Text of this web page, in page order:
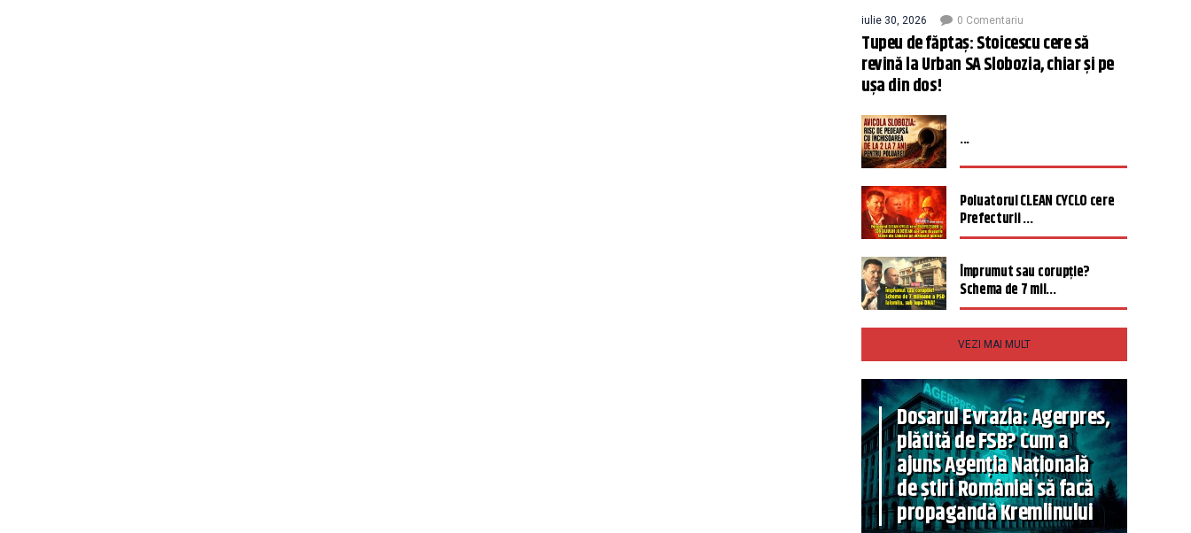
iulie 30, 2026 0 Comentariu
Tupeu de făptaș: Stoicescu cere să
revină la Urban SA Slobozia, chiar și pe
ușa din dos!
...
Poluatorul CLEAN CYCLO cere
Prefecturii ...
Împrumut sau corupție?
Schema de 7 mil...
VEZI MAI MULT
Dosarul Evrazia: Agerpres,
plătită de FSB? Cum a
ajuns Agenția Națională
de știri României să facă
propagandă Kremlinului